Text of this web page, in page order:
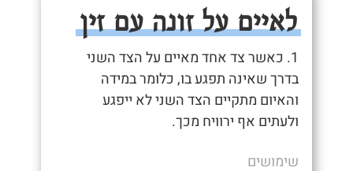
לאיים על זונה עם זין
1. כאשר צד אחד מאיים על הצד השני
בדרך שאינה תפגע בו, כלומר במידה
והאיום מתקיים הצד השני לא ייפגע
ולעתים אף ירוויח מכך.
שימושים